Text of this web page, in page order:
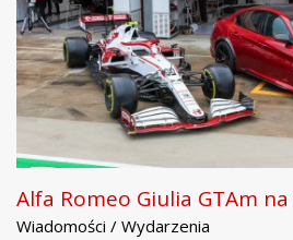
Alfa Romeo Giulia GTAm
Wiadomości / Wydarzenia